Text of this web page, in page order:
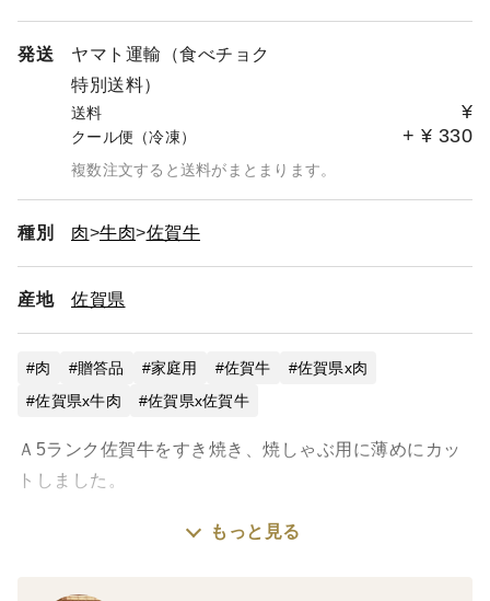
発送
ヤマト運輸（食べチョク
特別送料）
送料 ¥
クール便（冷凍） + ¥ 330
複数注文すると送料がまとまります。
種別 肉 牛肉 佐賀牛
産地 佐賀県
肉 贈答品 家庭用 佐賀牛
佐賀県x肉
佐賀県x牛肉
佐賀県x佐賀牛
Ａ5ランク佐賀牛をすき焼き、焼しゃぶ用に薄めにカッ
トしました。
お肉と脂のうま味がお口の中に広がります。ちょっと豪
もっと見る